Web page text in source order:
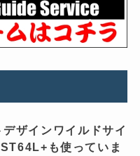
デザインワイルドサイ
も使っていま